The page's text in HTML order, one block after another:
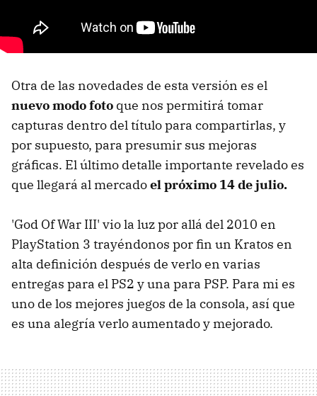
Otra de las novedades de esta versión es el
nuevo modo foto que nos permitirá tomar
capturas dentro del título para compartirlas, y
por supuesto, para presumir sus mejoras
gráficas. El último detalle importante revelado es
que llegará al mercadoel próximo 14 de julio.
'God Of War III' vio la luz por allá del 2010 en
PlayStation 3 trayéndonos por fin un Kratos en
alta definición después de verlo en varias
entregas para el PS2 y una para PSP. Para mi es
uno de los mejores juegos de la consola, así que
es una alegría verlo aumentado y mejorado.